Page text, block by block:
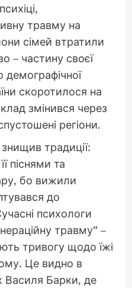
травму на
сімей втратили
– частину своєї
демографічної
скоротилося на
змінився через
регіони.
традиції:
піснями та
бо вижили
до
психологи
травму” –
тривогу щодо їжі
Це видно в
Василя Барки, де